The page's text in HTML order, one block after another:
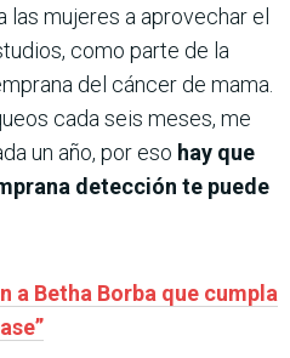
las mujeres a aprovechar el
como parte de la
del cáncer de mama.
cada seis meses, me
un año, por eso hay que
detección te puede
a Betha Borba que cumpla